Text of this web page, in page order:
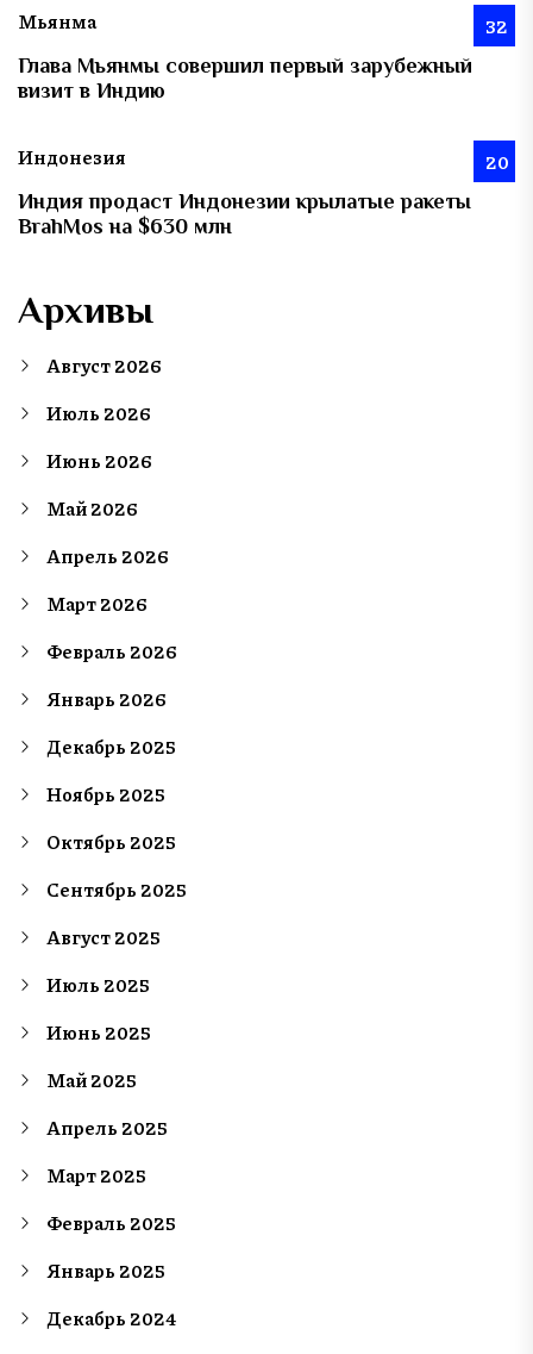
Мьянма 32
Глава Мьянмы совершил первый зарубежный
визит в Индию
Индонезия 20
Индия продаст Индонезии крылатые ракеты
BrahMos на $630 млн
Архивы
Август 2026
Июль 2026
Июнь 2026
Май 2026
Апрель 2026
Март 2026
Февраль 2026
Январь 2026
Декабрь 2025
Ноябрь 2025
Октябрь 2025
Сентябрь 2025
Август 2025
Июль 2025
Июнь 2025
Май 2025
Апрель 2025
Март 2025
Февраль 2025
Январь 2025
Декабрь 2024